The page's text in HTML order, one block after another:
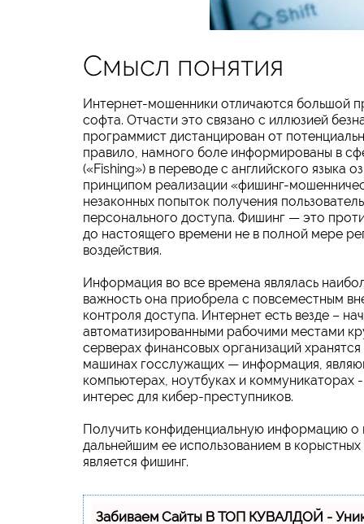
Смысл понятия
Интернет-мошенники отличаются большой
софта. Отчасти это связано с иллюзией
программист дистанцирован от
правило, намного боле информированы в
(«Fishing») в переводе с английского языка
принципом реализации «фишинг-
незаконных попыток получения
персонального доступа. Фишинг — это
до настоящего времени не в полной мере
воздействия.
Информация во все времена являлась
важность она приобрела с повсеместным
контроля доступа. Интернет есть везде –
автоматизированными рабочими местами
серверах финансовых организаций
машинах госслужащих — информация,
компьютерах, ноутбуках и коммуникаторах
интерес для кибер-преступников.
Получить конфиденциальную информацию о
дальнейшим ее использованием в
является фишинг.
Забиваем Сайты В ТОП КУВАЛДОЙ -